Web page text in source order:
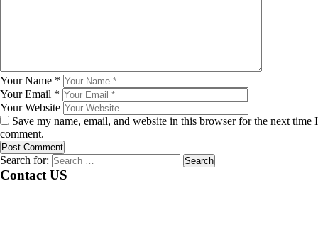
Your Name *
Your Email *
Your Website
Save my name, email, and website in this browser for the next time I
comment.
Search for:
Contact US